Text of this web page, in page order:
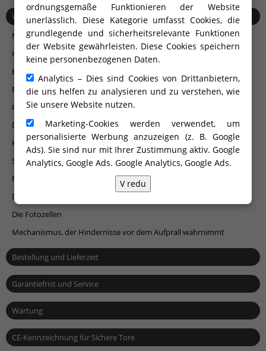
ordnungsgemäße Funktionieren der Website
unerlässlich. Diese Kategorie umfasst Cookies, die
grundlegende und sicherheitsrelevante Funktionen
der Website gewährleisten. Diese Cookies speichern
keine personenbezogenen Daten.
Analytics – Dies sind Cookies von Drittanbietern,
die uns helfen zu analysieren und zu verstehen, wie
Sie unsere Website nutzen.
Marketing-Cookies werden verwendet, um
personalisierte Werbung anzuzeigen (z. B. Google
Ads). Sie sind nur mit Ihrer Zustimmung aktiv. Google
Analytics, Google Ads. Google Analytics, Google Ads.
V redu
WEITERES ZUBEHÖR
Mehrzwecksäule
Hochwertige Torantriebe
Briefkästen
Rücksprechanlagen und Videorücksprechanlagen Urmet
Gegensprechanlagen und Encoder mit GSM-Technologie
Decoder, Kanaltaste, Kanalschlüssel, Radarreceiver ...
Klinken und Griffe
Signalleuchte
Fernbedienungen
Der Fingerabdruckscanner
Die Fotozellen
Mechanismus, der Hindernisse vor dem Aufprall wahrnimmt
Bestellung und Lieferzeit
Garantiefrist und Service
Wartung
CE-Kennzeichnung für Sichere Tore